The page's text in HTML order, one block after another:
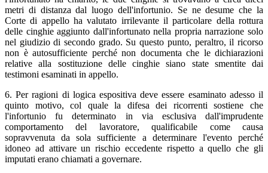
metri di distanza dal luogo dell'infortunio. Se ne desume che la
Corte di appello ha valutato irrilevante il particolare della rottura
delle cinghie aggiunto dall'infortunato nella propria narrazione solo
nel giudizio di secondo grado. Su questo punto, peraltro, il ricorso
non è autosufficiente perché non documenta che le dichiarazioni
relative alla sostituzione delle cinghie siano state smentite dai
testimoni esaminati in appello.
6. Per ragioni di logica espositiva deve essere esaminato adesso il
quinto motivo, col quale la difesa dei ricorrenti sostiene che
l'infortunio fu determinato in via esclusiva dall'imprudente
comportamento del lavoratore, qualificabile come causa
sopravvenuta da sola sufficiente a determinare l'evento perché
idoneo ad attivare un rischio eccedente rispetto a quello che gli
imputati erano chiamati a governare.